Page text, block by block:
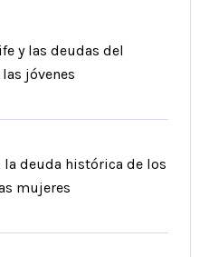
y las deudas del
jóvenes
la deuda histórica de los
mujeres